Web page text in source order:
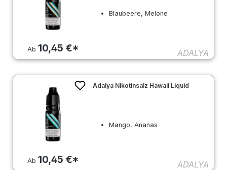
Ab 10,45 €*
Blaubeere, Melone
ADALYA
Ab 10,45 €*
Adalya Nikotinsalz Hawaii Liquid
Mango, Ananas
ADALYA